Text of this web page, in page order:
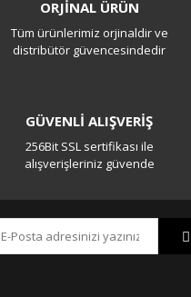
ORJİNAL ÜRÜN
Tüm ürünlerimiz orjinaldir ve
distribütör güvencesindedir
GÜVENLİ ALIŞVERİŞ
256Bit SSL sertifikası ile
alışverişleriniz güvende